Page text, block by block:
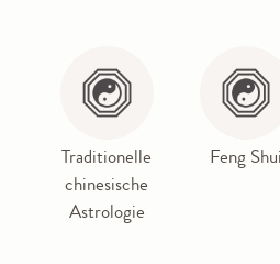
Traditionelle
chinesische
Astrologie
Feng Shui